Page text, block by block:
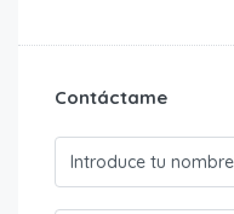
Contáctame